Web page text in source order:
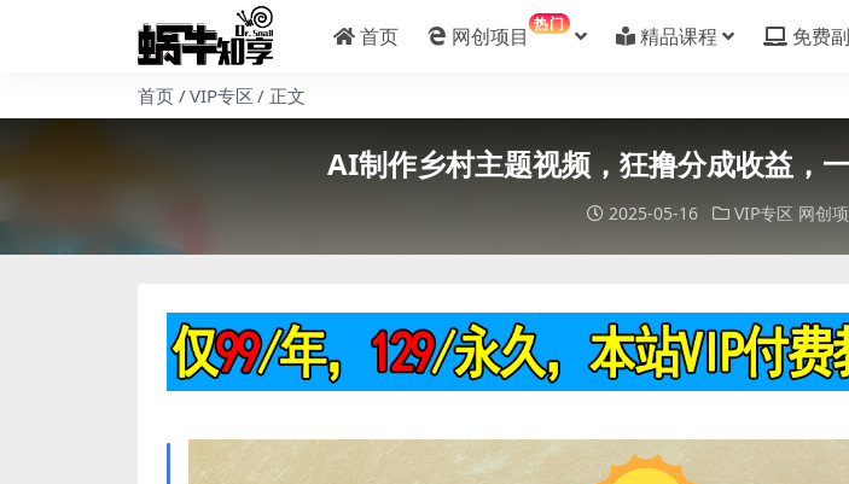
首页 网创项目 热门 精品课程 免费
首页 VIP专区 正文
AI制作乡村主题视频，狂撸分成收益，
2025-05-16 VIP专区 网创